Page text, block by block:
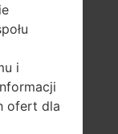
Cortex-A7
210
1.5GB
i
ofert dla